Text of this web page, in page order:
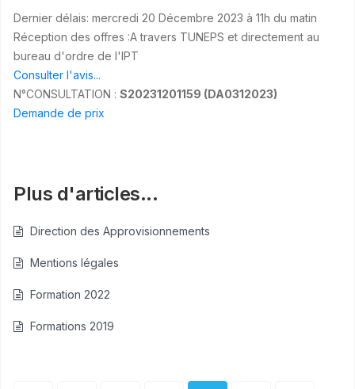
Dernier délais: mercredi 20 Décembre 2023 à 11h du matin
Réception des offres :A travers TUNEPS et directement au
bureau d'ordre de l'IPT
Consulter l'avis...
N°CONSULTATION : S20231201159 (DA0312023)
Demande de prix
Plus d'articles...
Direction des Approvisionnements
Mentions légales
Formation 2022
Formations 2019